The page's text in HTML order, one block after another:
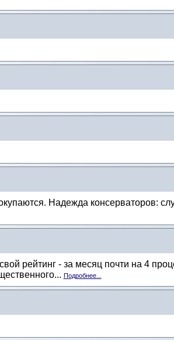
Надежда консерваторов:
рейтинг - за месяц почти на 4
Подробнее...